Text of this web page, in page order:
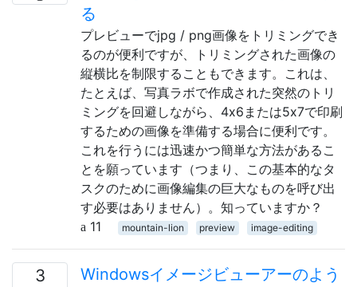
る
プレビューでjpg / png画像をトリミングでき
るのが便利ですが、トリミングされた画像の
縦横比を制限することもできます。これは、
たとえば、写真ラボで作成された突然のトリ
ミングを回避しながら、4x6または5x7で印刷
するための画像を準備する場合に便利です。
これを行うには迅速かつ簡単な方法があるこ
とを願っています（つまり、この基本的なタ
スクのために画像編集の巨大なものを呼び出
す必要はありません）。知っていますか？
11
mountain-lion preview image-editing
3
Windowsイメージビューアーのよう